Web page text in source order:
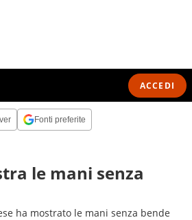
ACCEDI
Fonti preferite
le mani senza
ha mostrato le mani senza bende